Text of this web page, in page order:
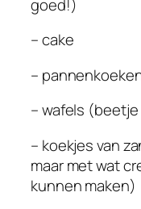
goed!)
– cake
–
– wafels
– koekjes van
maar met wat
kunnen maken)